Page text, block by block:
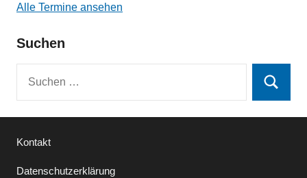
Alle Termine ansehen
Suchen
Suchen
Kontakt
Datenschutzerklärung